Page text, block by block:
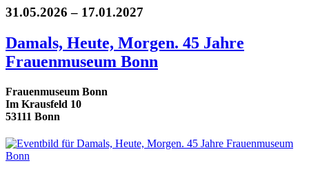
31.05.2026 – 17.01.2027
Damals, Heute, Morgen. 45 Jahre
Frauenmuseum Bonn
Frauenmuseum Bonn
Im Krausfeld 10
53111 Bonn